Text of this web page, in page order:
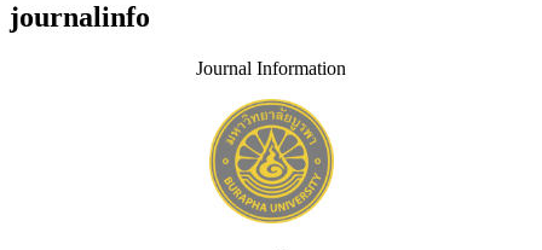
journalinfo
Journal Information